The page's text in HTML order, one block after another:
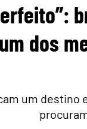
dos
um destino